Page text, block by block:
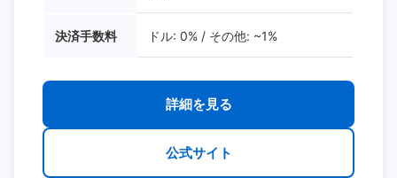
決済手数料 ドル: 0% / その他: ~1%
詳細を見る
公式サイト